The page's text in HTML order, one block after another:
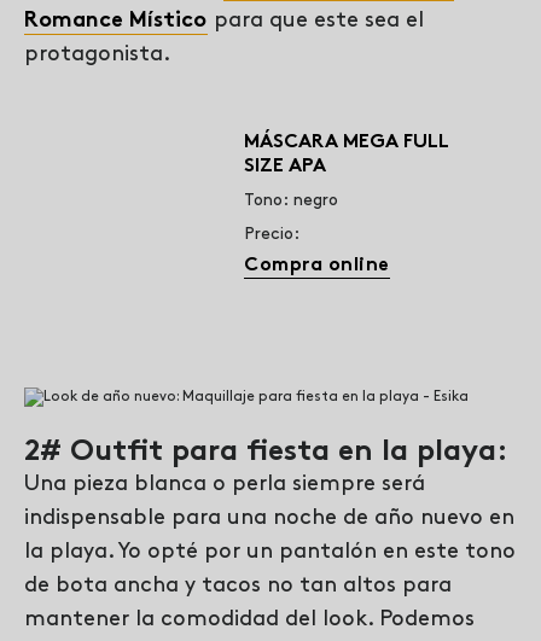
Romance Místico para que este sea el
protagonista.
MÁSCARA MEGA FULL
SIZE APA
Tono: negro
Precio:
Compra online
2# Outfit para fiesta en la playa:
Una pieza blanca o perla siempre será
indispensable para una noche de año nuevo en
la playa. Yo opté por un pantalón en este tono
de bota ancha y tacos no tan altos para
mantener la comodidad del look. Podemos